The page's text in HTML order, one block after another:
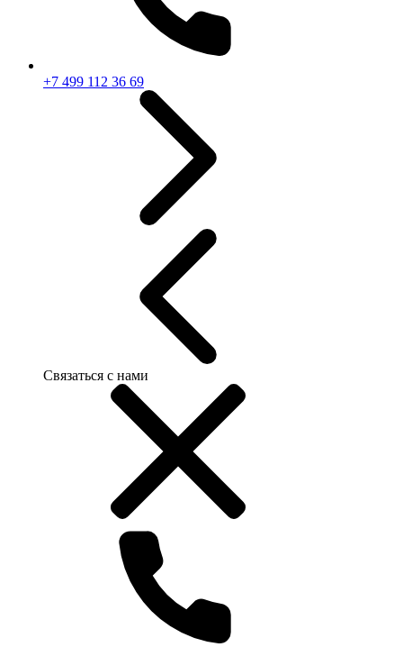
+7 499 112 36 69
Связаться с нами